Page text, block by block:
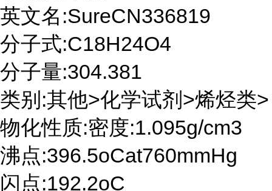
英文名:SureCN336819
分子式:C18H24O4
分子量:304.381
类别:其他>化学试剂>烯烃类>
物化性质:密度:1.095g/cm3
沸点:396.5oCat760mmHg
闪点:192.2oC